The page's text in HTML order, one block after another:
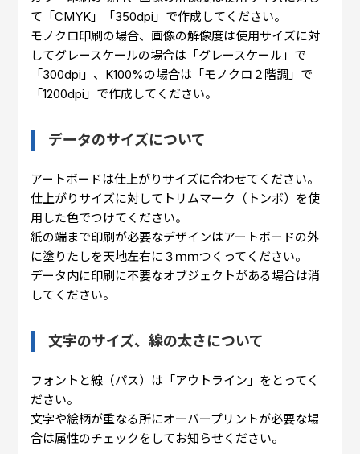
て「CMYK」「350dpi」で作成してください。
モノクロ印刷の場合、画像の解像度は使用サイズに対
してグレースケールの場合は「グレースケール」で
「300dpi」、K100%の場合は「モノクロ２階調」で
「1200dpi」で作成してください。
データのサイズについて
アートボードは仕上がりサイズに合わせてください。
仕上がりサイズに対してトリムマーク（トンボ）を使
用した色でつけてください。
紙の端まで印刷が必要なデザインはアートボードの外
に塗りたしを天地左右に３ｍｍつくってください。
データ内に印刷に不要なオブジェクトがある場合は消
してください。
文字のサイズ、線の太さについて
フォントと線（パス）は「アウトライン」をとってく
ださい。
文字や絵柄が重なる所にオーバープリントが必要な場
合は属性のチェックをしてお知らせください。